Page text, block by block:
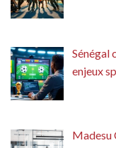
Sénégal
enjeux
Madesu